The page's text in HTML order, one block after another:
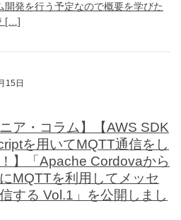
開発を行う予定なので概要を学びた
[…]
15日
ニア・コラム】【AWS SDK
を用いてMQTT通信をし
】「Apache Cordovaから
MQTTを利用してメッセ
する Vol.1」を公開しまし